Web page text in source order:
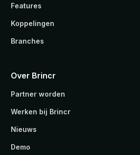
Features
Koppelingen
Branches
Over Brincr
Partner worden
Werken bij Brincr
Nieuws
Demo